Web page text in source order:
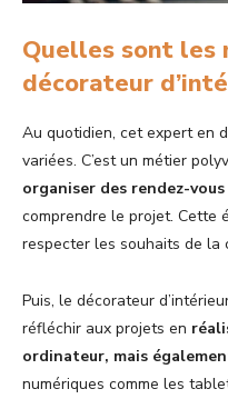
Quelles sont les
décorateur
Au quotidien, cet expert en
variées. C’est un métier
organiser des rendez-
comprendre le projet. Cette
respecter les souhaits de la
Puis, le décorateur
réfléchir aux projets en
ordinateur, mais
numériques comme les